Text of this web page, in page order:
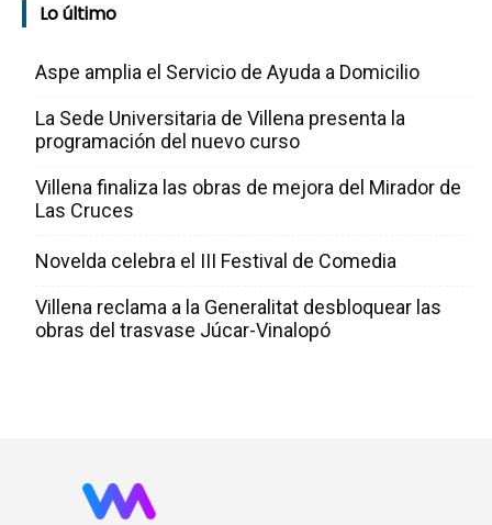
Lo último
Aspe amplia el Servicio de Ayuda a Domicilio
La Sede Universitaria de Villena presenta la
programación del nuevo curso
Villena finaliza las obras de mejora del Mirador de
Las Cruces
Novelda celebra el III Festival de Comedia
Villena reclama a la Generalitat desbloquear las
obras del trasvase Júcar-Vinalopó